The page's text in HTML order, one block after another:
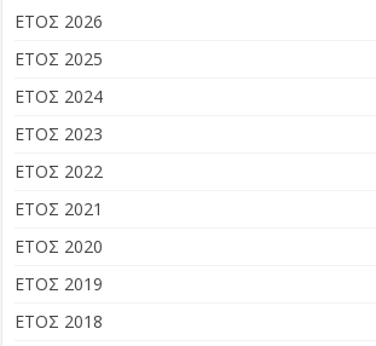
ΕΤΟΣ 2026
ΕΤΟΣ 2025
ΕΤΟΣ 2024
ΕΤΟΣ 2023
ΕΤΟΣ 2022
ΕΤΟΣ 2021
ΕΤΟΣ 2020
ΕΤΟΣ 2019
ΕΤΟΣ 2018